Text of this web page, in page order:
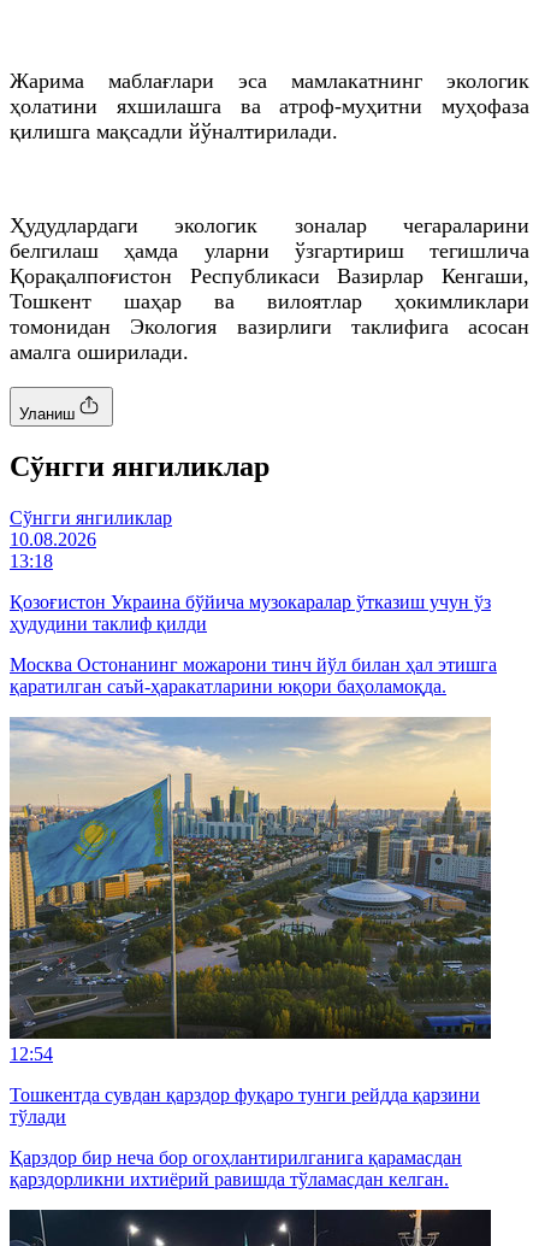
Жарима маблағлари эса мамлакатнинг экологик
ҳолатини яхшилашга ва атроф-муҳитни муҳофаза
қилишга мақсадли йўналтирилади.
Ҳудудлардаги экологик зоналар чегараларини
белгилаш ҳамда уларни ўзгартириш тегишлича
Қорақалпоғистон Республикаси Вазирлар Кенгаши,
Тошкент шаҳар ва вилоятлар ҳокимликлари
томонидан Экология вазирлиги таклифига асосан
амалга оширилади.
Уланиш
Cўнгги янгиликлар
Cўнгги янгиликлар
10.08.2026
13:18
Қозоғистон Украина бўйича музокаралар ўтказиш учун ўз
ҳудудини таклиф қилди
Москва Остонанинг можарони тинч йўл билан ҳал этишга
қаратилган саъй-ҳаракатларини юқори баҳоламоқда.
12:54
Тошкентда сувдан қарздор фуқаро тунги рейдда қарзини
тўлади
Қарздор бир неча бор огоҳлантирилганига қарамасдан
қарздорликни ихтиёрий равишда тўламасдан келган.